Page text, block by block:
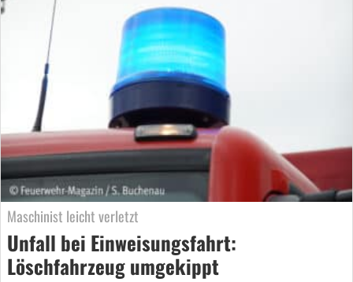
Maschinist leicht verletzt
Unfall bei Einweisungsfahrt:
Löschfahrzeug umgekippt